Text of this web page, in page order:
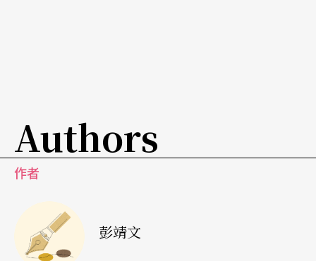
起，和二战期间纳粹屠杀犹太人有直接关联，来自
于对于过去先人犯下的巨大罪行的补偿心态和罪恶
关系有关。
Authors
作者
彭靖文